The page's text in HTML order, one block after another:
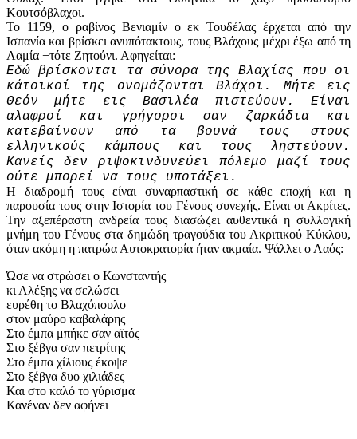
Κουτσόβλαχοι.
Το 1159, ο ραβίνος Βενιαμίν ο εκ Τουδέλας έρχεται από την
Ισπανία και βρίσκει ανυπότακτους, τους Βλάχους μέχρι έξω από τη
Λαμία −τότε Ζητούνι. Αφηγείται:
Εδώ βρίσκονται τα σύνορα της Βλαχίας που οι
κάτοικοί της ονομάζονται Βλάχοι. Μήτε εις
Θεόν μήτε εις Βασιλέα πιστεύουν. Είναι
αλαφροί και γρήγοροι σαν ζαρκάδια και
κατεβαίνουν από τα βουνά τους στους
ελληνικούς κάμπους και τους ληστεύουν.
Κανείς δεν ριψοκινδυνεύει πόλεμο μαζί τους
ούτε μπορεί να τους υποτάξει.
Η διαδρομή τους είναι συναρπαστική σε κάθε εποχή και η
παρουσία τους στην Ιστορία του Γένους συνεχής. Είναι οι Ακρίτες.
Την αξεπέραστη ανδρεία τους διασώζει αυθεντικά η συλλογική
μνήμη του Γένους στα δημώδη τραγούδια του Ακριτικού Κύκλου,
όταν ακόμη η πατρώα Αυτοκρατορία ήταν ακμαία. Ψάλλει ο Λαός:
Ώσε να στρώσει ο Κωνσταντής
κι Αλέξης να σελώσει
ευρέθη το Βλαχόπουλο
στον μαύρο καβαλάρης
Στο έμπα μπήκε σαν αϊτός
Στο ξέβγα σαν πετρίτης
Στο έμπα χίλιους έκοψε
Στο ξέβγα δυο χιλιάδες
Και στο καλό το γύρισμα
Κανέναν δεν αφήνει